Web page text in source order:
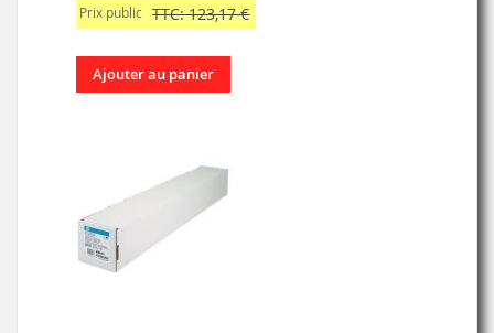
Prix public TTC: 123,17 €
Ajouter au panier